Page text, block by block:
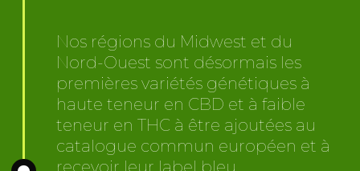
Nos régions du Midwest et du
Nord-Ouest sont désormais les
premières variétés génétiques à
haute teneur en CBD et à faible
teneur en THC à être ajoutées au
catalogue commun européen et à
recevoir leur label bleu.